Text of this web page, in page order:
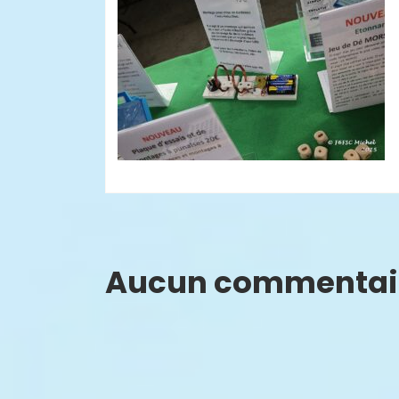
Aucun